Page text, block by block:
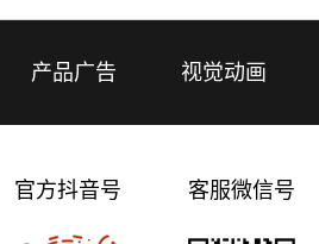
产品广告 视觉动画
官方抖音号 客服微信号